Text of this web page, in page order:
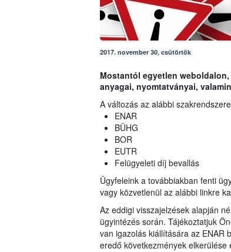
2017. november 30, csütörtök
Mostantól egyetlen weboldalon,
anyagai, nyomtatványai,
A változás az alábbi
ENAR
BÜHG
BOR
EUTR
Felügyeleti díj bevallás
Ügyfeleink a továbbiakban fenti
vagy közvetlenül az alábbi linkre
Az eddigi visszajelzések alapján
ügyintézés során. Tájékoztatjuk
van igazolás kiállítására az ENAR
eredő következmények elkerülése